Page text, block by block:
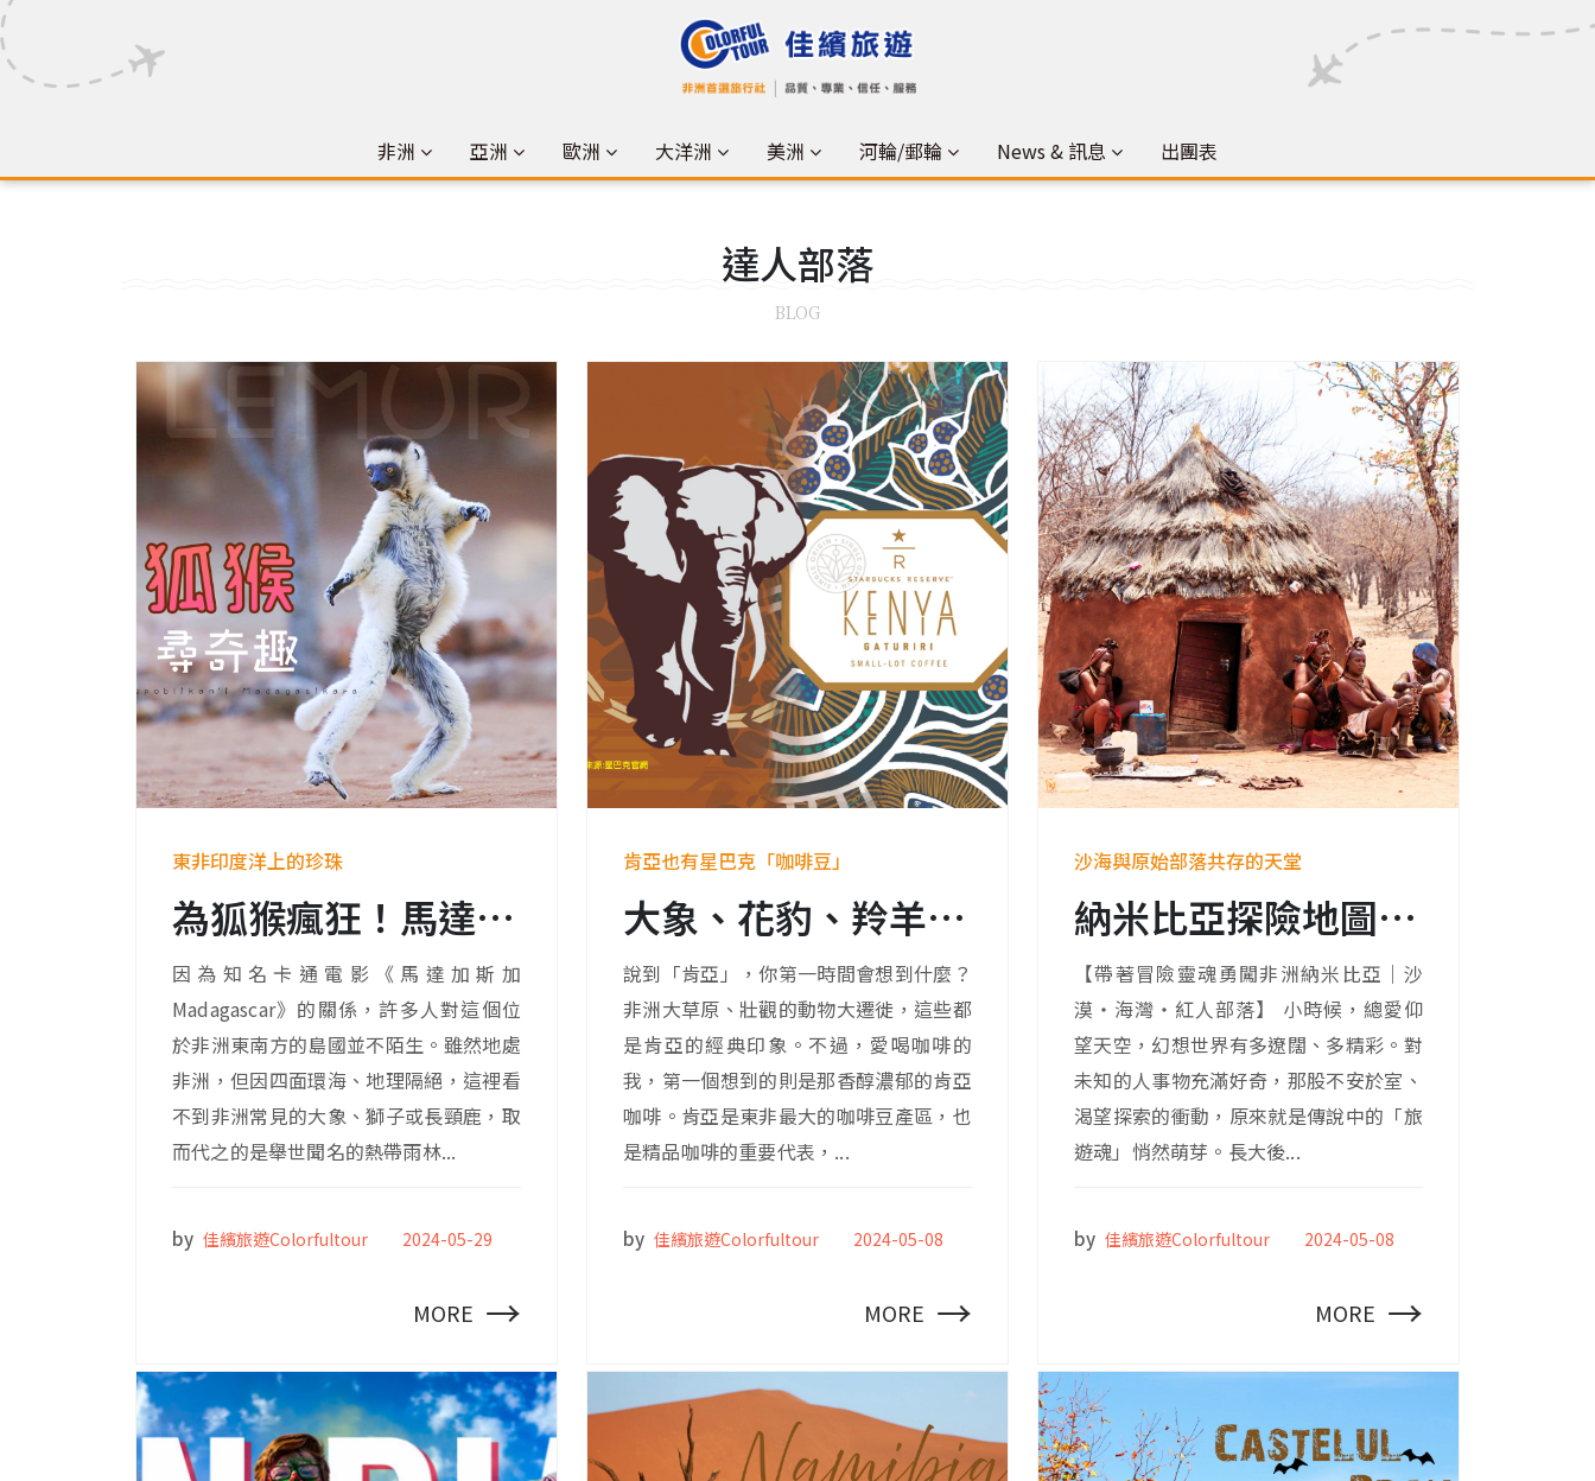
非洲 亞洲 歐洲 大洋洲 美洲 河輪/郵輪 News & 訊息 出團表
達人部落
BLOG
東非印度洋上的珍珠
為狐猴瘋狂！馬達加斯加奇景揭密：地球最古老的島嶼傳說
因為知名卡通電影《馬達加斯加
Madagascar》的關係，許多人對這個位
於非洲東南方的島國並不陌生。雖然地處
非洲，但因四面環海、地理隔絕，這裡看
不到非洲常見的大象、獅子或長頸鹿，取
而代之的是舉世聞名的熱帶雨林...
by 佳繽旅遊Colorfultour 2024-05-29
MORE →
肯亞也有星巴克「咖啡豆」
大象、花豹、羚羊陪你在草原上喝咖啡
說到「肯亞」，你第一時間會想到什麼？
非洲大草原、壯觀的動物大遷徙，這些都
是肯亞的經典印象。不過，愛喝咖啡的
我，第一個想到的則是那香醇濃郁的肯亞
咖啡。肯亞是東非最大的咖啡豆產區，也
是精品咖啡的重要代表，...
by 佳繽旅遊Colorfultour 2024-05-08
MORE →
沙海與原始部落共存的天堂
納米比亞探險地圖：從紅沙到紅人，一次征服！
【帶著冒險靈魂勇闖非洲納米比亞｜沙
漠・海灣・紅人部落】 小時候，總愛仰
望天空，幻想世界有多遼闊、多精彩。對
未知的人事物充滿好奇，那股不安於室、
渴望探索的衝動，原來就是傳說中的「旅
遊魂」悄然萌芽。長大後...
by 佳繽旅遊Colorfultour 2024-05-08
MORE →